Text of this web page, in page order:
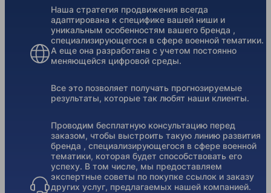
Наша стратегия продвижения всегда
адаптирована к специфике вашей ниши и
уникальным особенностям вашего бренда ,
специализирующегося в сфере военной тематики.
А еще она разработана с учетом постоянно
меняющейся цифровой среды.
Все это позволяет получать прогнозируемые
результаты, которые так любят наши клиенты.
Проводим бесплатную консультацию перед
заказом, чтобы выстроить такую линию развития
бренда , специализирующегося в сфере военной
тематики, которая будет способствовать его
успеху. В том числе, мы предоставляем
экспертные советы по покупке ссылок и заказу
других услуг, предлагаемых нашей компанией.